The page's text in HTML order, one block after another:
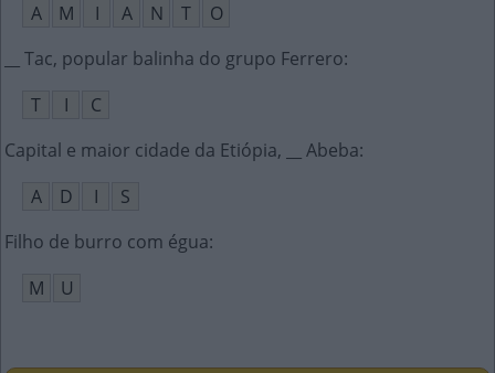
A
M I A N T
O
__ Tac, popular balinha do grupo Ferrero:
T
I
C
Capital e maior cidade da Etiópia, __ Abeba:
A
D I
S
Filho de burro com égua:
M
U